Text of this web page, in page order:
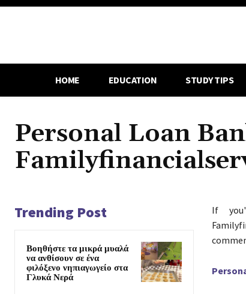
HOME EDUCATION STUDY TIPS
Personal Loan
Trending Post
Βοηθήστε τα μικρά μυαλά
να ανθίσουν σε ένα
φιλόξενο νηπιαγωγείο στα
Γλυκά Νερά
If